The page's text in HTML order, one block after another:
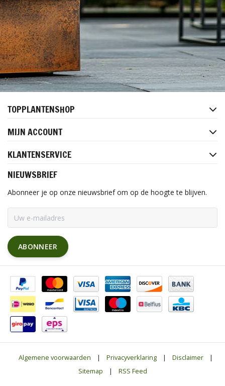
TOPPLANTENSHOP
MIJN ACCOUNT
KLANTENSERVICE
NIEUWSBRIEF
Abonneer je op onze nieuwsbrief om op de hoogte te blijven.
ABONNEER
Algemene voorwaarden | Privacyverklaring | Disclaimer
|
Sitemap
| RSS Feed